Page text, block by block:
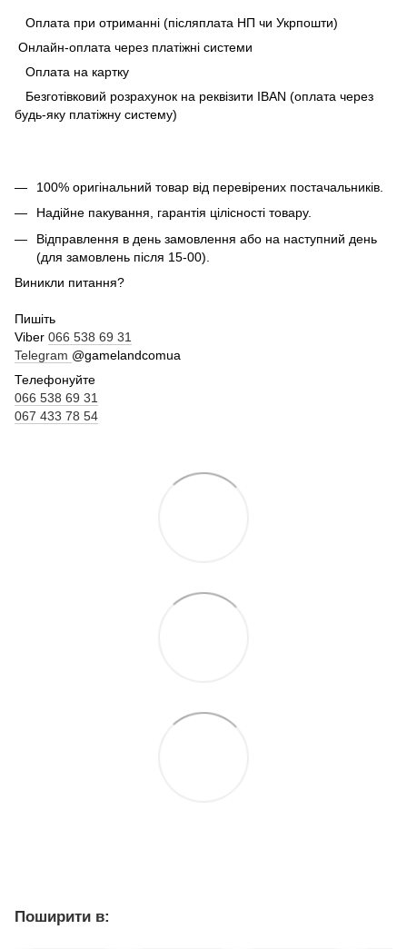
Оплата при отриманні (післяплата НП чи Укрпошти)
Онлайн-оплата через платіжні системи
Оплата на картку
Безготівковий розрахунок на реквізити IBAN (оплата через
будь-яку платіжну систему)
100% оригінальний товар від перевірених постачальників.
Надійне пакування, гарантія цілісності товару.
Відправлення в день замовлення або на наступний день
(для замовлень після 15-00).
Виникли питання?
Пишіть
Viber 066 538 69 31
Telegram @gamelandcomua
Телефонуйте
066 538 69 31
067 433 78 54
Поширити в: